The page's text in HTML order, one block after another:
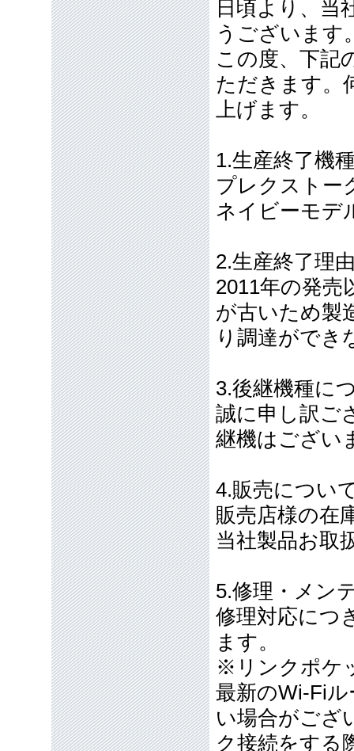
日頃より、当
うございます
この度、下記
ただきます。
上げます。
1.生産終了機
プレクストー
ネイビーモデ
2.生産終了理
2011年の発売
が古いため製
り調達ができ
3.後継機種に
誠に申し訳ご
継機はござい
4.販売につい
販売店様の在
当社製品お取
5.修理・メン
修理対応につ
ます。
※リンクポケ
最新のWi-Fi
い場合がござ
ク接続をする